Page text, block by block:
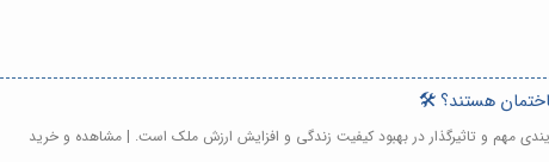
هستند؟ 🛠️
مهم و تاثیرگذار در بهبود کیفیت زندگی و افزایش ارزش ملک است. | مشاهده و خرید